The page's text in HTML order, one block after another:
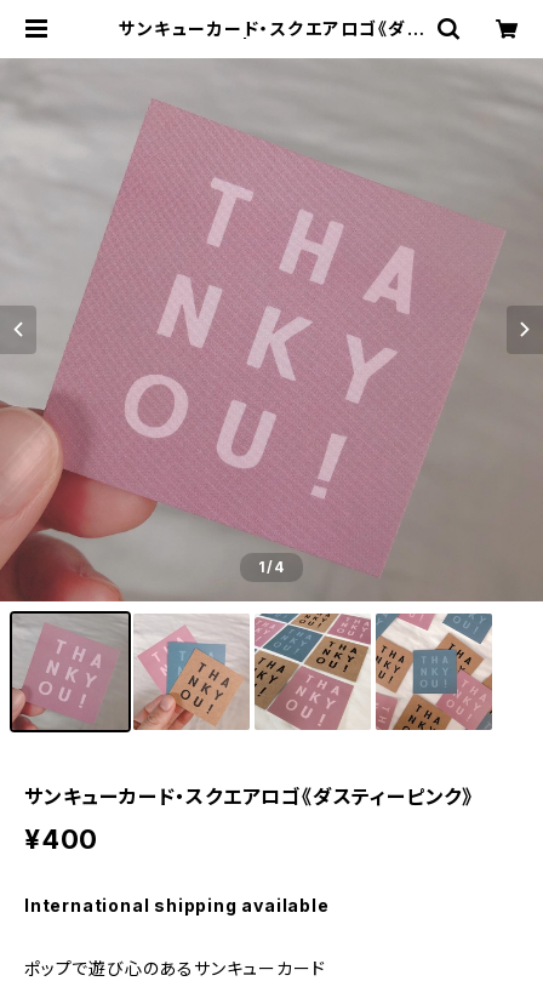
サンキューカード・スクエアロゴ《ダス
1/4
サンキューカード・スクエアロゴ《ダスティーピンク》
¥400
International shipping available
ポップで遊び心のあるサンキューカード